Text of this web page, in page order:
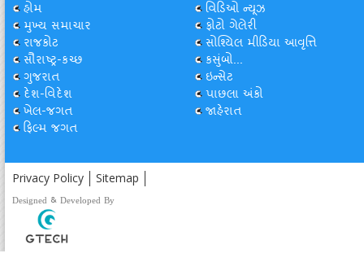
હોમ
મુખ્ય સમાચાર
રાજકોટ
સૌરાષ્ટ્ર-કચ્છ
ગુજરાત
દેશ-વિદેશ
ખેલ-જગત
ફિલ્મ જગત
વિડિઓ ન્યૂઝ
ફોટો ગેલેરી
સોશ્યિલ મીડિયા આવૃત્તિ
કસુંબો...
ઇન્સેટ
પાછલા અંકો
જાહેરાત
Privacy Policy Sitemap
Designed & Developed By